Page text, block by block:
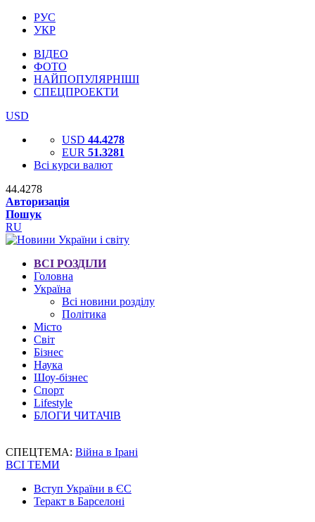
РУС
УКР
ВІДЕО
ФОТО
НАЙПОПУЛЯРНІШІ
СПЕЦПРОЕКТИ
USD
USD 44.4278
EUR 51.3281
Всі курси валют
44.4278
Авторизація
Пошук
RU
ВСІ РОЗДІЛИ
Головна
Україна
Всі новини розділу
Політика
Місто
Світ
Бізнес
Наука
Шоу-бізнес
Спорт
Lifestyle
БЛОГИ ЧИТАЧІВ
СПЕЦТЕМА: Війна в Ірані
ВСІ ТЕМИ
Вступ України в ЄС
Теракт в Барселоні